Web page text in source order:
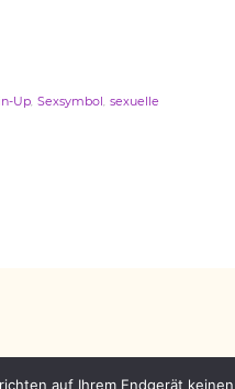
Up, Sexsymbol, sexuelle
auf Ihrem Endgerät